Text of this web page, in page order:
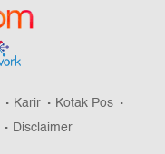
Karir
Kotak Pos
Disclaimer